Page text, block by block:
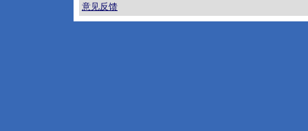
意见反馈